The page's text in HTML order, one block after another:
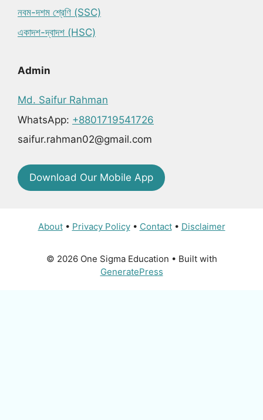
নবম-দশম শ্রেণি (SSC)
একাদশ-দ্বাদশ (HSC)
Admin
Md. Saifur Rahman
WhatsApp: +8801719541726
saifur.rahman02@gmail.com
Download Our Mobile App
About• Privacy Policy• Contact• Disclaimer
© 2026 One Sigma Education • Built with
GeneratePress